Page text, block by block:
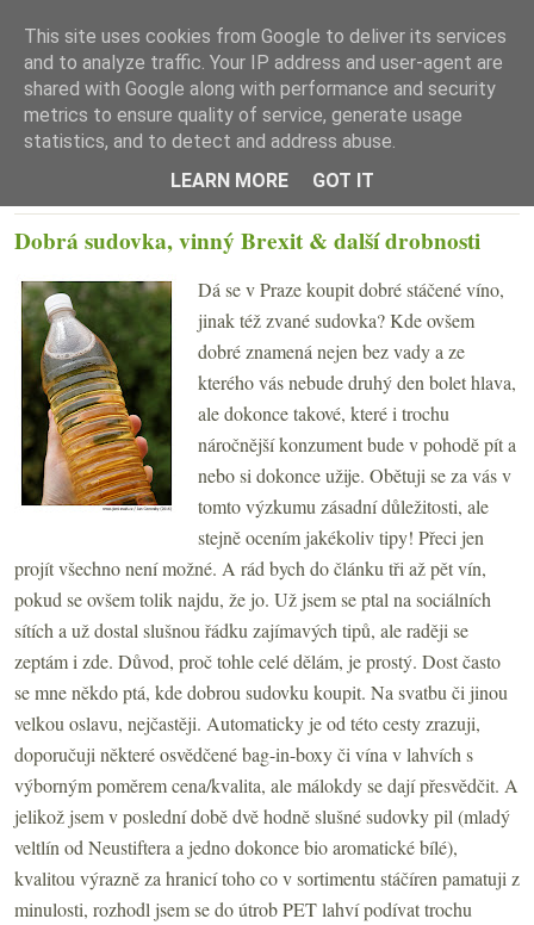
☰ Menu
Dobrá sudovka, vinný Brexit & další drobnosti
Dá se v Praze koupit dobré stáčené víno,
jinak též zvané sudovka? Kde ovšem
dobré znamená nejen bez vady a ze
kterého vás nebude druhý den bolet hlava,
ale dokonce takové, které i trochu
náročnější konzument bude v pohodě pít a
nebo si dokonce užije. Obětuji se za vás v
tomto výzkumu zásadní důležitosti, ale
stejně ocením jakékoliv tipy! Přeci jen
projít všechno není možné. A rád bych do článku tři až pět vín,
pokud se ovšem tolik najdu, že jo. Už jsem se ptal na sociálních
sítích a už dostal slušnou řádku zajímavých tipů, ale raději se
zeptám i zde. Důvod, proč tohle celé dělám, je prostý. Dost často
se mne někdo ptá, kde dobrou sudovku koupit. Na svatbu či jinou
velkou oslavu, nejčastěji. Automaticky je od této cesty zrazuji,
doporučuji některé osvědčené bag-in-boxy či vína v lahvích s
výborným poměrem cena/kvalita, ale málokdy se dají přesvědčit. A
jelikož jsem v poslední době dvě hodně slušné sudovky pil (mladý
veltlín od Neustiftera a jedno dokonce bio aromatické bílé),
kvalitou výrazně za hranicí toho co v sortimentu stáčíren pamatuji z
minulosti, rozhodl jsem se do útrob PET lahví podívat trochu
This site uses cookies from Google to deliver its services
and to analyze traffic. Your IP address and user-agent are
shared with Google along with performance and security
metrics to ensure quality of service, generate usage
statistics, and to detect and address abuse.
LEARN MORE
GOT IT